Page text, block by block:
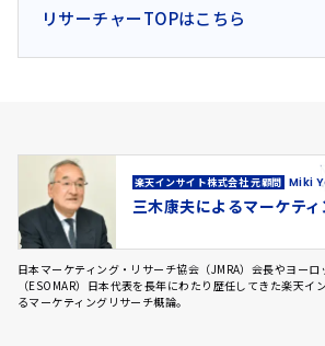
リサーチャーTOPはこちら
三木康夫によるマーケテ
楽天インサイト株式会社 元顧問 Miki
日本マーケティング・リサーチ協会（JMRA）会長やヨー
（ESOMAR）日本代表を長年にわたり歴任してきた楽天イ
るマーケティングリサーチ概論。